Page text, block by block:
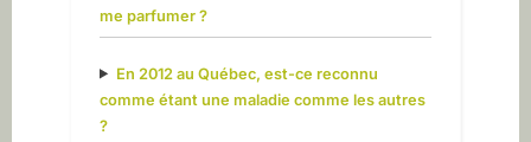
me parfumer ?
En 2012 au Québec, est-ce reconnu
comme étant une maladie comme les autres
?